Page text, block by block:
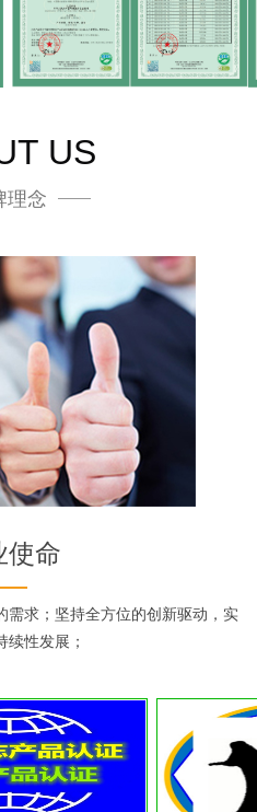
US
理念
使命
求；坚持全方位的创新驱动，实
续性发展；